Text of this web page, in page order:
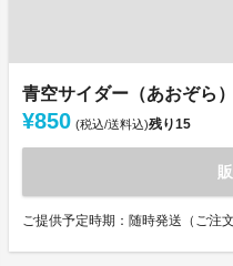
青空サイダー（あおぞら）
¥850 (税込/送料込)残り15
ご提供予定時期：随時発送（ご注